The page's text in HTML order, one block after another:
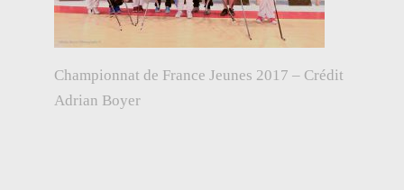
Championnat de France Jeunes 2017 – Crédit
Adrian Boyer